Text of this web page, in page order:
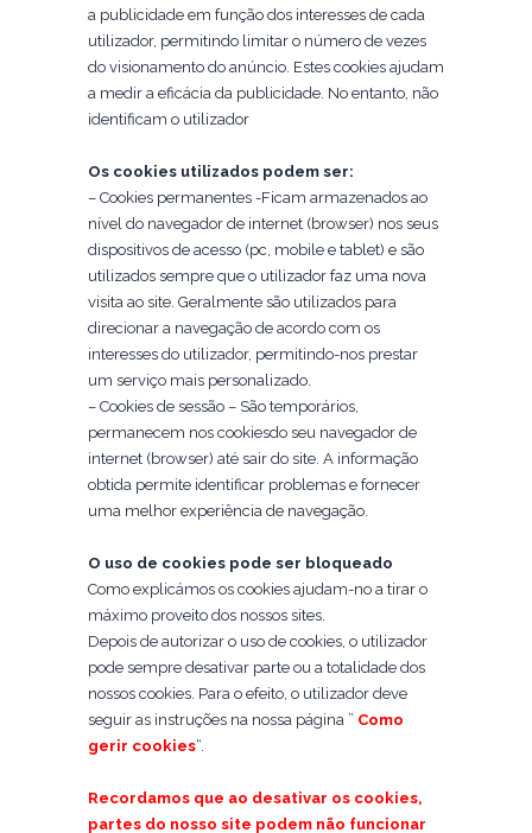
a publicidade em função dos interesses de cada
utilizador, permitindo limitar o número de vezes
do visionamento do anúncio. Estes cookies ajudam
a medir a eficácia da publicidade. No entanto, não
identificam o utilizador
Os cookies utilizados podem ser:
– Cookies permanentes -Ficam armazenados ao
nível do navegador de internet (browser) nos seus
dispositivos de acesso (pc, mobile e tablet) e são
utilizados sempre que o utilizador faz uma nova
visita ao site. Geralmente são utilizados para
direcionar a navegação de acordo com os
interesses do utilizador, permitindo-nos prestar
um serviço mais personalizado.
– Cookies de sessão – São temporários,
permanecem nos cookiesdo seu navegador de
internet (browser) até sair do site. A informação
obtida permite identificar problemas e fornecer
uma melhor experiência de navegação.
O uso de cookies pode ser bloqueado
Como explicámos os cookies ajudam-no a tirar o
máximo proveito dos nossos sites.
Depois de autorizar o uso de cookies, o utilizador
pode sempre desativar parte ou a totalidade dos
nossos cookies. Para o efeito, o utilizador deve
seguir as instruções na nossa página ” Como
gerir cookies“.
Recordamos que ao desativar os cookies,
partes do nosso site podem não funcionar